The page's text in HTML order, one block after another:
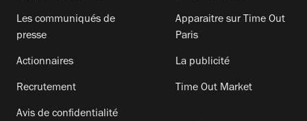
Les communiqués de
presse
Actionnaires
Recrutement
Avis de confidentialité
Apparaitre sur Time Out
Paris
La publicité
Time Out Market